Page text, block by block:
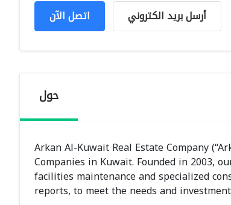
اتصل الآن أرسل بريد الكتروني
حول
Arkan Al-Kuwait Real Estate Company
Companies in Kuwait. Founded in 2003,
facilities maintenance and specialized
reports, to meet the needs and